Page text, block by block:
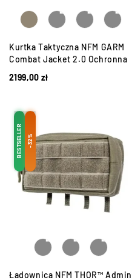
Kurtka Taktyczna NFM GARM
Combat Jacket 2.0 Ochronna
2199,00zł
BESTSELLER -32%
Ładownica NFM THOR™ Admin